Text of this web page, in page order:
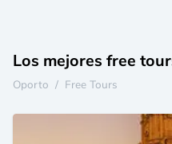
Los mejores free
Oporto / Free Tours